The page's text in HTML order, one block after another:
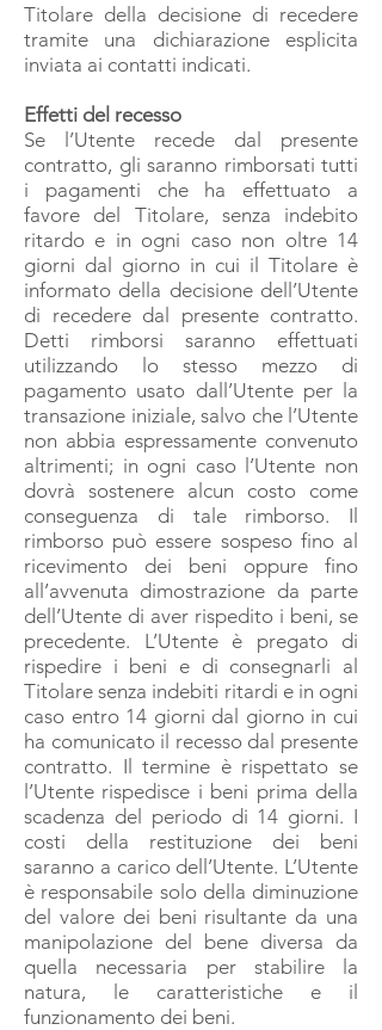
Titolare della decisione di recedere
tramite una dichiarazione esplicita
inviata ai contatti indicati.
Effetti del recesso
Se l’Utente recede dal presente
contratto, gli saranno rimborsati tutti
i pagamenti che ha effettuato a
favore del Titolare, senza indebito
ritardo e in ogni caso non oltre 14
giorni dal giorno in cui il Titolare è
informato della decisione dell’Utente
di recedere dal presente contratto.
Detti rimborsi saranno effettuati
utilizzando lo stesso mezzo di
pagamento usato dall’Utente per la
transazione iniziale, salvo che l’Utente
non abbia espressamente convenuto
altrimenti; in ogni caso l’Utente non
dovrà sostenere alcun costo come
conseguenza di tale rimborso. Il
rimborso può essere sospeso fino al
ricevimento dei beni oppure fino
all’avvenuta dimostrazione da parte
dell’Utente di aver rispedito i beni, se
precedente. L’Utente è pregato di
rispedire i beni e di consegnarli al
Titolare senza indebiti ritardi e in ogni
caso entro 14 giorni dal giorno in cui
ha comunicato il recesso dal presente
contratto. Il termine è rispettato se
l’Utente rispedisce i beni prima della
scadenza del periodo di 14 giorni. I
costi della restituzione dei beni
saranno a carico dell’Utente. L’Utente
è responsabile solo della diminuzione
del valore dei beni risultante da una
manipolazione del bene diversa da
quella necessaria per stabilire la
natura, le caratteristiche e il
funzionamento dei beni.